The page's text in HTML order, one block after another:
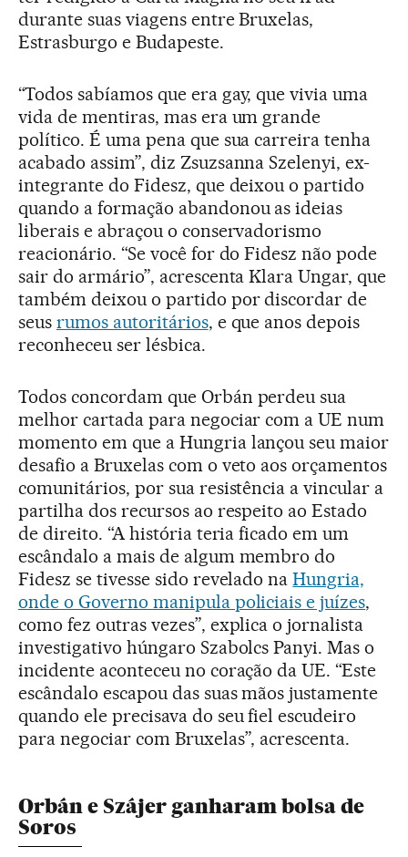
durante suas viagens entre Bruxelas,
Estrasburgo e Budapeste.
“Todos sabíamos que era gay, que vivia uma
vida de mentiras, mas era um grande
político. É uma pena que sua carreira tenha
acabado assim”, diz Zsuzsanna Szelenyi, ex-
integrante do Fidesz, que deixou o partido
quando a formação abandonou as ideias
liberais e abraçou o conservadorismo
reacionário. “Se você for do Fidesz não pode
sair do armário”, acrescenta Klara Ungar, que
também deixou o partido por discordar de
seus rumos autoritários, e que anos depois
reconheceu ser lésbica.
Todos concordam que Orbán perdeu sua
melhor cartada para negociar com a UE num
momento em que a Hungria lançou seu maior
desafio a Bruxelas com o veto aos orçamentos
comunitários, por sua resistência a vincular a
partilha dos recursos ao respeito ao Estado
de direito. “A história teria ficado em um
escândalo a mais de algum membro do
Fidesz se tivesse sido revelado naHungria,
onde o Governo manipula policiais e juízes,
como fez outras vezes”, explica o jornalista
investigativo húngaro Szabolcs Panyi. Mas o
incidente aconteceu no coração da UE. “Este
escândalo escapou das suas mãos justamente
quando ele precisava do seu fiel escudeiro
para negociar com Bruxelas”, acrescenta.
Orbán e Szájer ganharam bolsa de
Soros